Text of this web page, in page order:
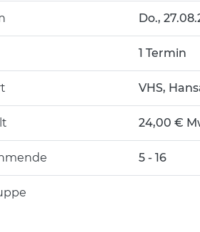
Do.,
1 Termin
VHS,
24,00 €
5 - 16